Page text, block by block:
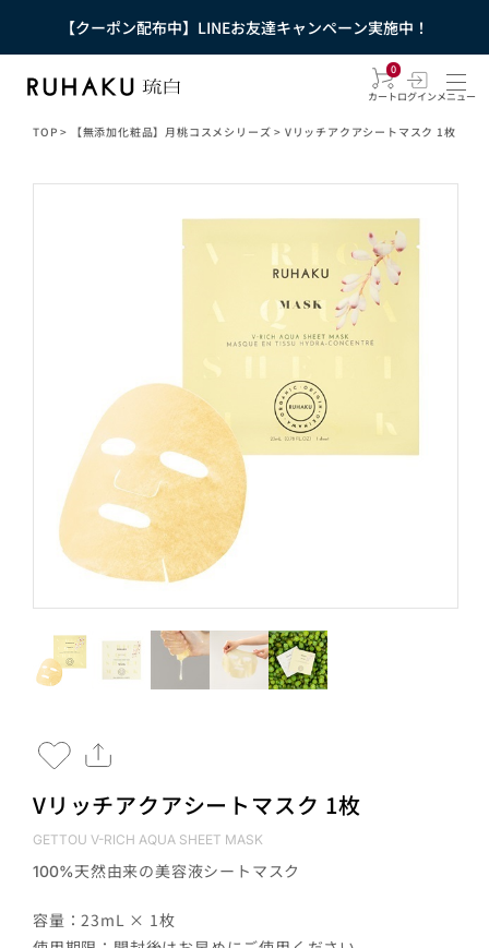
【クーポン配布中】LINEお友達キャンペーン実施中！
0
カートログインメニュー
TOP > 【無添加化粧品】月桃コスメシリーズ > Vリッチアクアシートマスク 1枚
Vリッチアクアシートマスク 1枚
GETTOU V-RICH AQUA SHEET MASK
100%天然由来の美容液シートマスク
容量：23mL × 1枚